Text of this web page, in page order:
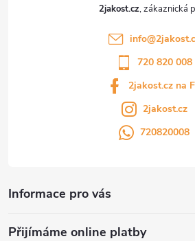
2jakost.cz
info@
720 820 008
2jakost.cz na
2jakost.cz
720820008
Informace pro vás
Přijímáme online platby